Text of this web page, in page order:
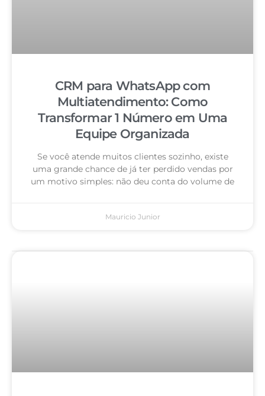
CRM para WhatsApp com
Multiatendimento: Como
Transformar 1 Número em Uma
Equipe Organizada
Se você atende muitos clientes sozinho, existe
uma grande chance de já ter perdido vendas por
um motivo simples: não deu conta do volume de
Mauricio Junior